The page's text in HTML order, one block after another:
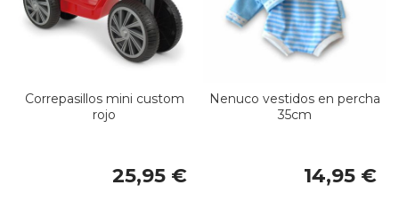
Correpasillos mini custom
rojo
25,95 €
Nenuco vestidos en percha
35cm
14,95 €